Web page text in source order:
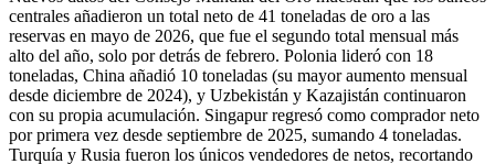
centrales añadieron un total neto de 41 toneladas de oro a las
reservas en mayo de 2026, que fue el segundo total mensual más
alto del año, solo por detrás de febrero. Polonia lideró con 18
toneladas, China añadió 10 toneladas (su mayor aumento mensual
desde diciembre de 2024), y Uzbekistán y Kazajistán continuaron
con su propia acumulación. Singapur regresó como comprador neto
por primera vez desde septiembre de 2025, sumando 4 toneladas.
Turquía y Rusia fueron los únicos vendedores de netos, recortando